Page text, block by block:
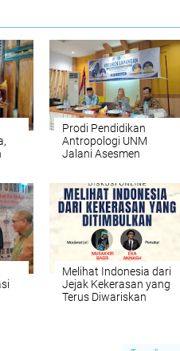
Prodi Pendidikan
Antropologi UNM
Jalani Asesmen
Melihat Indonesia dari
Jejak Kekerasan yang
Terus Diwariskan